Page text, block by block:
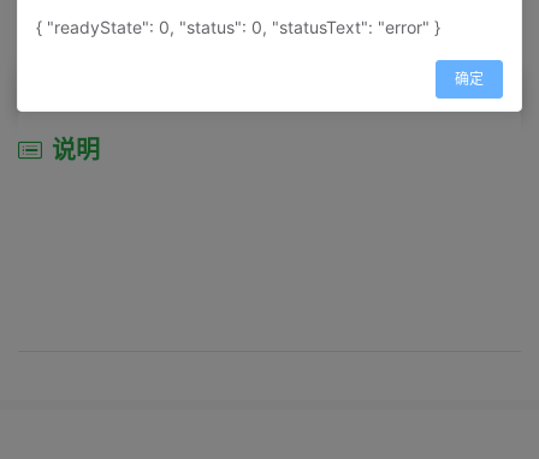
属性： 地图属性： 地图类型-景区导游图
说明
{ "readyState": 0, "status": 0, "statusText": "error" }
确定